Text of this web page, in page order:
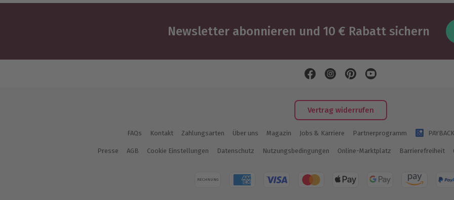
Newsletter abonnieren und 10 € Rabatt sichern
Vertrag widerrufen
FAQs Kontakt Zahlungsarten Über uns Magazin Jobs & Karriere Partnerprogramm PAYBACK
Presse AGB Cookie Einstellungen Datenschutz Nutzungsbedingungen Online-Marktplatz Barrierefreiheit
RECHNUNG